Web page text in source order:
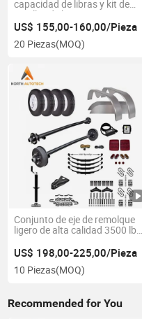
capacidad de libras y kit de
muelles de hoja
US$ 155,00-160,00/Pieza
20 Piezas(MOQ)
Conjunto de eje de remolque
ligero de alta calidad 3500 lbs
general
US$ 198,00-225,00/Pieza
10 Piezas(MOQ)
Recommended for You